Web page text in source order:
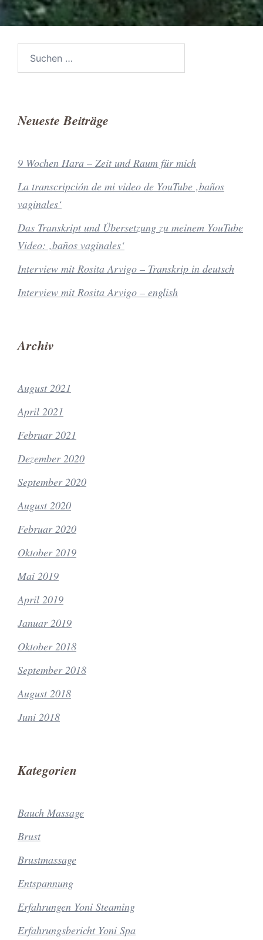
Neueste Beiträge
9 Wochen Hara – Zeit und Raum für mich
La transcripción de mi video de YouTube ‚baños
vaginales‘
Das Transkript und Übersetzung zu meinem YouTube
Video: ‚baños vaginales‘
Interview mit Rosita Arvigo – Transkrip in deutsch
Interview mit Rosita Arvigo – english
Archiv
August 2021
April 2021
Februar 2021
Dezember 2020
September 2020
August 2020
Februar 2020
Oktober 2019
Mai 2019
April 2019
Januar 2019
Oktober 2018
September 2018
August 2018
Juni 2018
Kategorien
Bauch Massage
Brust
Brustmassage
Entspannung
Erfahrungen Yoni Steaming
Erfahrungsbericht Yoni Spa